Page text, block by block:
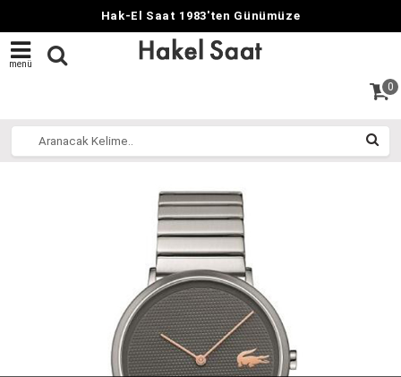
Hak-El Saat 1983'ten Günümüze
menü
0